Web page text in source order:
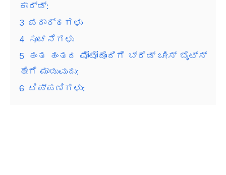
ಕಾರ್ಡ್:
3 ಪದಾರ್ಥಗಳು
4 ಸೂಚನೆಗಳು
5
ಹಂತ ಹಂತದ ಫೋಟೋದೊಂದಿಗೆ ಬ್ರೆಡ್ ಚೀಸ್ ಬೈಟ್ಸ್
ಹೇಗೆ ಮಾಡುವುದು:
6 ಟಿಪ್ಪಣಿಗಳು: